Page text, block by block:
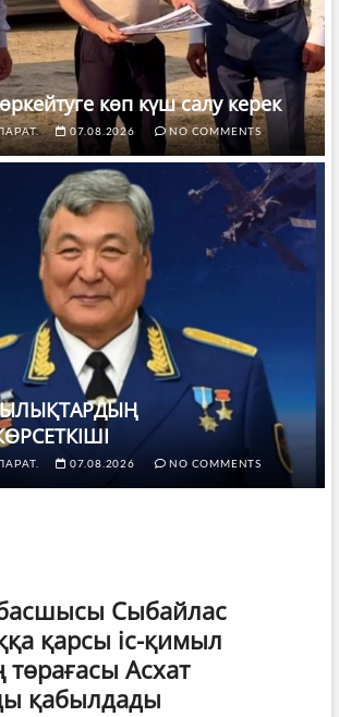
көп күш салу керек
07.08.2026 NO COMMENTS
07.08.2026 NO COMMENTS
Сыбайлас
қарсы іс-қимыл
төрағасы Асхат
қабылдады